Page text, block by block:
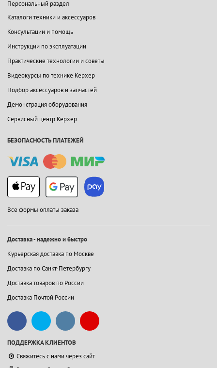
Персональный раздел
Каталоги техники и аксессуаров
Консультации и помощь
Инструкции по эксплуатации
Практические технологии и советы
Видеокурсы по технике Керхер
Подбор аксессуаров и запчастей
Демонстрация оборудования
Сервисный центр Керхер
БЕЗОПАСНОСТЬ ПЛАТЕЖЕЙ
Все формы оплаты заказа
Доставка - надежно и быстро
Курьерская доставка по Москве
Доставка по Санкт-Петербургу
Доставка товаров по России
Доставка Почтой России
ПОДДЕРЖКА КЛИЕНТОВ
Свяжитесь с нами через сайт